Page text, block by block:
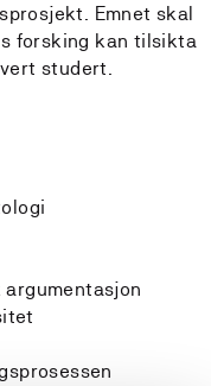
Emnet skal
forsking kan tilsikta
studert.